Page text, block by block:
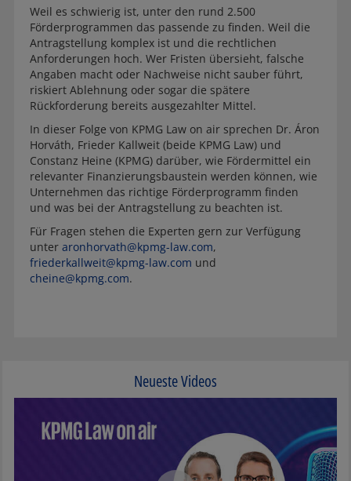
Weil es schwierig ist, unter den rund 2.500
Förderprogrammen das passende zu finden. Weil die
Antragstellung komplex ist und die rechtlichen
Anforderungen hoch. Wer Fristen übersieht, falsche
Angaben macht oder Nachweise nicht sauber führt,
riskiert Ablehnung oder sogar die spätere
Rückforderung bereits ausgezahlter Mittel.
In dieser Folge von KPMG Law on air sprechen Dr. Áron
Horváth, Frieder Kallweit (beide KPMG Law) und
Constanz Heine (KPMG) darüber, wie Fördermittel ein
relevanter Finanzierungsbaustein werden können, wie
Unternehmen das richtige Förderprogramm finden
und was bei der Antragstellung zu beachten ist.
Für Fragen stehen die Experten gern zur Verfügung
unter aronhorvath@kpmg-law.com,
friederkallweit@kpmg-law.com und
cheine@kpmg.com.
Neueste Videos